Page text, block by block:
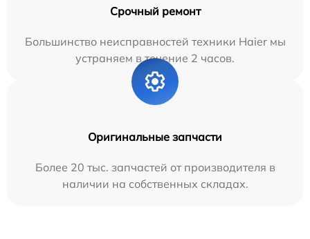
Срочный ремонт
Большинство неисправностей техники Haier мы
устраняем в течение 2 часов.
Оригинальные запчасти
Более 20 тыс. запчастей от производителя в
наличии на собственных складах.